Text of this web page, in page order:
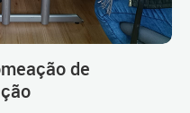
de